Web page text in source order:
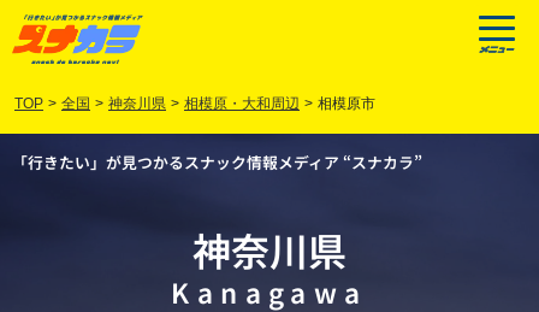
TOP > 全国 > 神奈川県 > 相模原・大和周辺 > 相模原市
「行きたい」が見つかるスナック情報メディア “スナカラ”
神奈川県
Kanagawa